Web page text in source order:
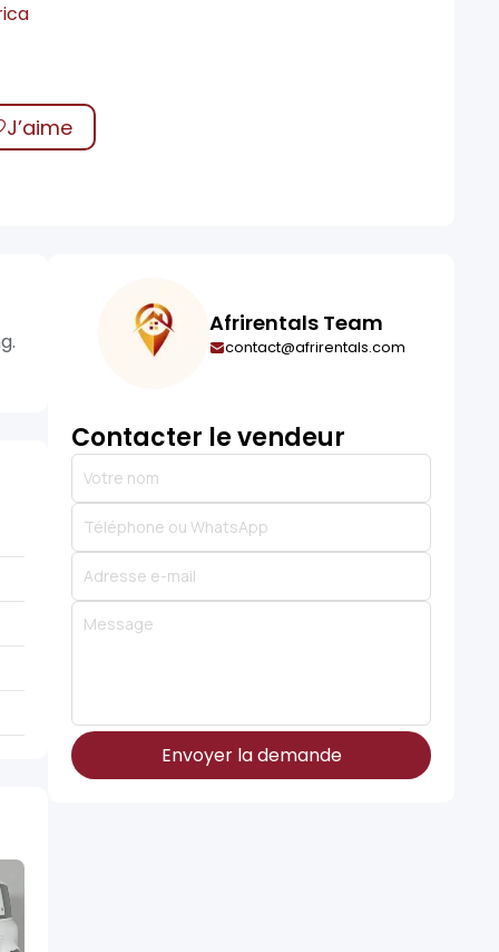
J’aime
Afrirentals Team
contact@afrirentals.com
Contacter le vendeur
Envoyer la demande